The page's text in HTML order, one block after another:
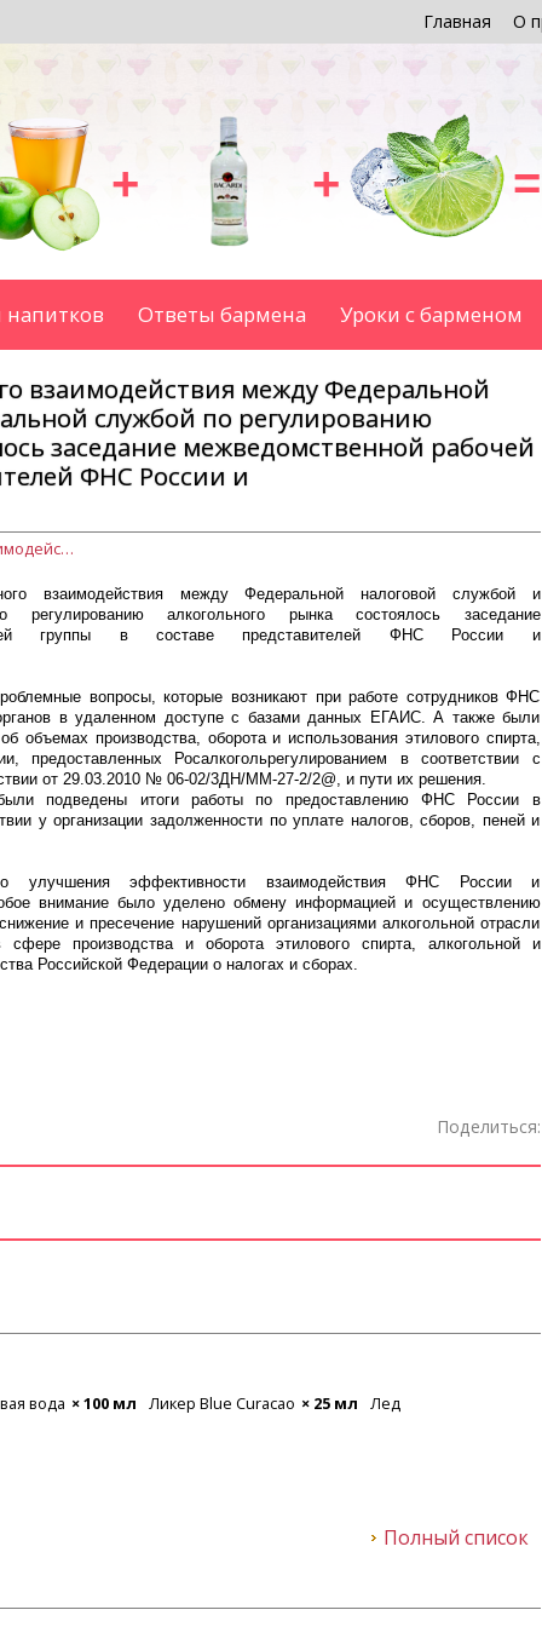
Главная О
+ + =
Ответы бармена Уроки с барменом
взаимодействия между Федеральной
службой по регулированию
заседание межведомственной рабочей
ФНС России и
В рамках межведомственного взаимодействия между Федеральной налоговой службой и Федеральной службой по регулированию алкогольного рынка состоялось заседание межведомственной рабочей группы в составе представителей ФНС России и Росалкогольрегулирования.
взаимодействия между Федеральной налоговой службой и
алкогольного рынка состоялось заседание
группы в составе представителей ФНС России и
вопросы, которые возникают при работе сотрудников ФНС
в удаленном доступе с базами данных ЕГАИС. А также были
объемах производства, оборота и использования этилового спирта,
предоставленных Росалкогольрегулированием в соответствии с
от 29.03.2010 № 06-02/3ДН/ММ-27-2/2@, и пути их решения.
подведены итоги работы по предоставлению ФНС России в
у организации задолженности по уплате налогов, сборов, пеней и
улучшения эффективности взаимодействия ФНС России и
внимание было уделено обмену информацией и осуществлению
и пресечение нарушений организациями алкогольной отрасли
сфере производства и оборота этилового спирта, алкогольной и
Российской Федерации о налогах и сборах.
Поделиться:
× 20 мл Ликер апельсиновый × 20 мл Лед Кола
Полный список